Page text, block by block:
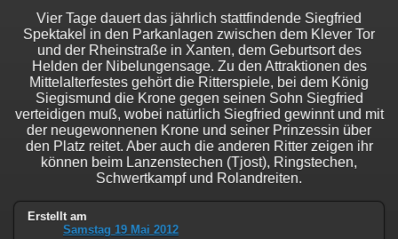
Vier Tage dauert das jährlich stattfindende Siegfried
Spektakel in den Parkanlagen zwischen dem Klever Tor
und der Rheinstraße in Xanten, dem Geburtsort des
Helden der Nibelungensage. Zu den Attraktionen des
Mittelalterfestes gehört die Ritterspiele, bei dem König
Siegismund die Krone gegen seinen Sohn Siegfried
verteidigen muß, wobei natürlich Siegfried gewinnt und mit
der neugewonnenen Krone und seiner Prinzessin über
den Platz reitet. Aber auch die anderen Ritter zeigen ihr
können beim Lanzenstechen (Tjost), Ringstechen,
Schwertkampf und Rolandreiten.
Erstellt am
Samstag 19 Mai 2012